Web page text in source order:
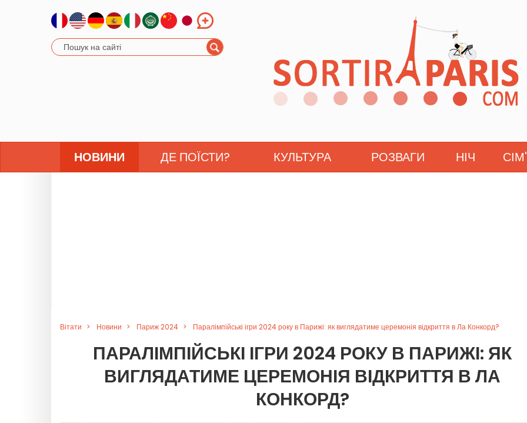
НОВИНИ ДЕ ПОЇСТИ? КУЛЬТУРА РОЗВАГИ НІЧ
Вітати Новини Париж 2024 Паралімпійські ігри 2024 року в Парижі: як виглядатиме церемонія відкриття в Ла Конкорд?
ПАРАЛІМПІЙСЬКІ ІГРИ 2024 РОКУ В ПАРИЖІ: ЯК
ВИГЛЯДАТИМЕ ЦЕРЕМОНІЯ ВІДКРИТТЯ В ЛА
КОНКОРД?